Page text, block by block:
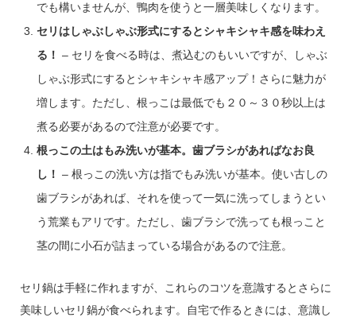
でも構いませんが、鴨肉を使うと一層美味しくなります。
セリはしゃぶしゃぶ形式にするとシャキシャキ感を味わえ
る！ – セリを食べる時は、煮込むのもいいですが、しゃぶ
しゃぶ形式にするとシャキシャキ感アップ！さらに魅力が
増します。ただし、根っこは最低でも２０～３０秒以上は
煮る必要があるので注意が必要です。
根っこの土はもみ洗いが基本。歯ブラシがあればなお良
し！ – 根っこの洗い方は指でもみ洗いが基本。使い古しの
歯ブラシがあれば、それを使って一気に洗ってしまうとい
う荒業もアリです。ただし、歯ブラシで洗っても根っこと
茎の間に小石が詰まっている場合があるので注意。
セリ鍋は手軽に作れますが、これらのコツを意識するとさらに
美味しいセリ鍋が食べられます。自宅で作るときには、意識し